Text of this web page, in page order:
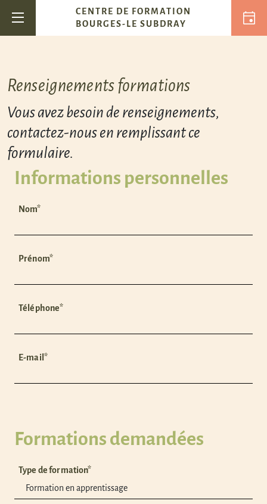
Navigation principale
CENTRE DE FORMATION
BOURGES-LE SUBDRAY
Renseignements formations
Vous avez besoin de renseignements,
contactez-nous en remplissant ce
formulaire.
Informations personnelles
Nom*
Prénom*
Téléphone*
E-mail*
Formations demandées
Type de formation*